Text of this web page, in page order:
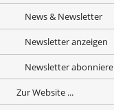
News & Newsletter
Newsletter anzeigen
Newsletter
Zur Website ...